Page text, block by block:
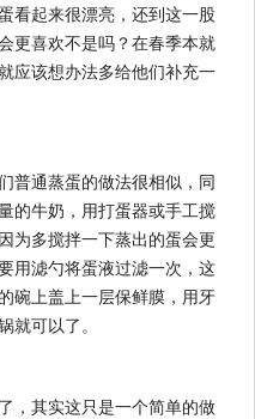
看起来很漂亮，还到这一股
更喜欢不是吗？在春季本就
应该想办法多给他们补充一
普通蒸蛋的做法很相似，同
的牛奶，用打蛋器或手工搅
为多搅拌一下蒸出的蛋会更
用滤勺将蛋液过滤一次，这
碗上盖上一层保鲜膜，用牙
就可以了。
，其实这只是一个简单的做